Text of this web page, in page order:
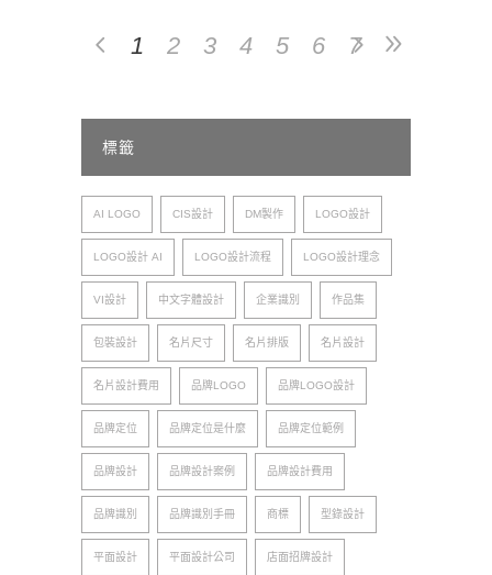
1 2 3 4 5 6 7
標籤
AI LOGO CIS設計 DM製作 LOGO設計
LOGO設計 AI LOGO設計流程 LOGO設計理念
VI設計 中文字體設計 企業識別 作品集
包裝設計 名片尺寸 名片排版 名片設計
名片設計費用 品牌LOGO 品牌LOGO設計
品牌定位 品牌定位是什麼 品牌定位範例
品牌設計 品牌設計案例 品牌設計費用
品牌識別 品牌識別手冊 商標 型錄設計
平面設計 平面設計公司 店面招牌設計